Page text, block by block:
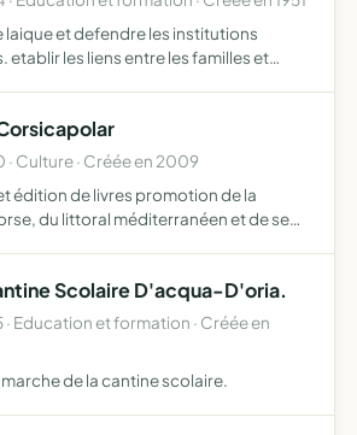
laique et defendre les institutions
etablir les liens entre les familles et
· Culture · Créée en 2009
édition de livres promotion de la
du littoral méditerranéen et de ses
Scolaire D'acqua-D'oria.
· Education et formation · Créée en
de la cantine scolaire.